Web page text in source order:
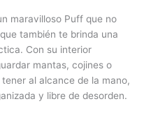
maravilloso Puff que no
también te brinda una
Con su interior
mantas, cojines o
al alcance de la mano,
y libre de desorden.